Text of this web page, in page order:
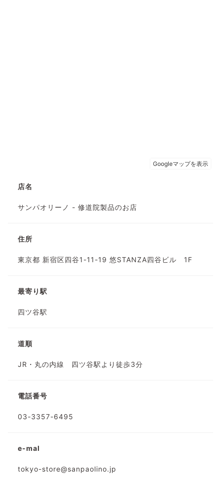
店名
サンパオリーノ - 修道院製品のお店
住所
東京都 新宿区四谷1-11-19 悠STANZA四谷ビル 1F
最寄り駅
四ツ谷駅
道順
JR・丸の内線 四ツ谷駅より徒歩3分
電話番号
03-3357-6495
e-mal
tokyo-store@sanpaolino.jp